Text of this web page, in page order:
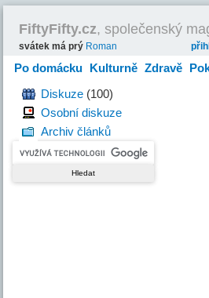
FiftyFifty.cz, společenský
svátek má prý Roman
Po domácku Kulturně Zdravě
HravěDiskuze (100)
Osobní diskuze
Archiv článků